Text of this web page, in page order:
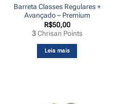
Barreta Classes Regulares +
Avançado – Premium
R$50,00
3Chrisan Points
Leia mais